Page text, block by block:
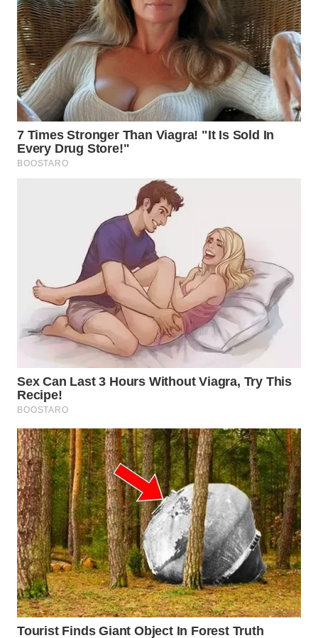
WN
DEPOK
WN
TAPANULI
UTARA
SAMOSIR
WN
CIANJUR
KEPULAUAN
SERIBU
TANGERANG
WN
BINJAI
WN
CIREBON
WN
INDRAMAYU
WN